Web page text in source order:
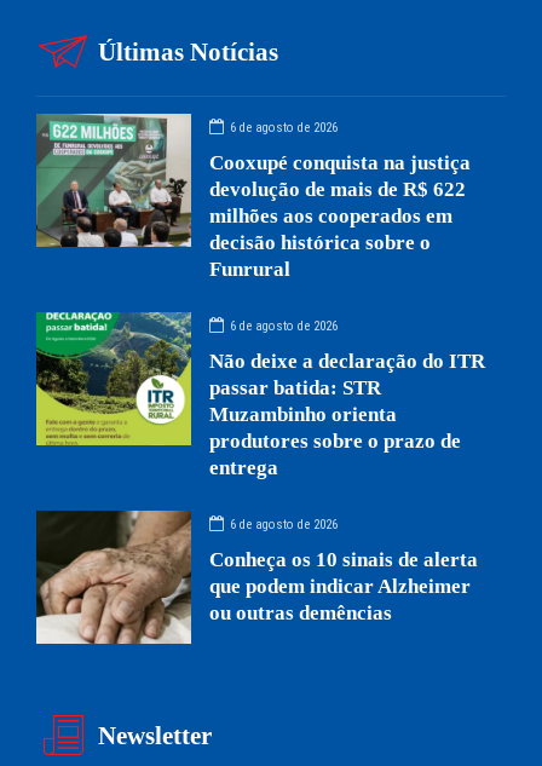
Últimas Notícias
6 de agosto de 2026
Cooxupé conquista na justiça
devolução de mais de R$ 622
milhões aos cooperados em
decisão histórica sobre o
Funrural
6 de agosto de 2026
Não deixe a declaração do ITR
passar batida: STR
Muzambinho orienta
produtores sobre o prazo de
entrega
6 de agosto de 2026
Conheça os 10 sinais de alerta
que podem indicar Alzheimer
ou outras demências
Newsletter